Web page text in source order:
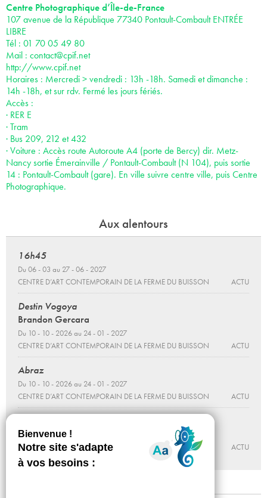
Centre Photographique d’Île-de-France
107 avenue de la République 77340 Pontault-Combault ENTRÉE
LIBRE
Tél : 01 70 05 49 80
Mail : contact@cpif.net
http://www.cpif.net
Horaires : Mercredi > vendredi : 13h -18h. Samedi et dimanche :
14h -18h, et sur rdv. Fermé les jours fériés.
Accès :
· RER E
· Tram
· Bus 209, 212 et 432
· Voiture : Accès route Autoroute A4 (porte de Bercy) dir. Metz-
Nancy sortie Émerainville / Pontault-Combault (N 104), puis sortie
14 : Pontault-Combault (gare). En ville suivre centre ville, puis Centre
Photographique.
Aux alentours
16h45
Du 06 - 03 au 27 - 06 - 2027
CENTRE D’ART CONTEMPORAIN DE LA FERME DU BUISSON
ACTU
Destin Vogoya
Brandon Gercara
Du 10 - 10 - 2026 au 24 - 01 - 2027
CENTRE D’ART CONTEMPORAIN DE LA FERME DU BUISSON
ACTU
Abraz
Du 10 - 10 - 2026 au 24 - 01 - 2027
CENTRE D’ART CONTEMPORAIN DE LA FERME DU BUISSON
ACTU
Du 10 - 10 au 13 - 12 - 2026
MABA
ACTU